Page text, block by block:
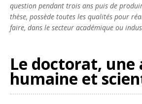
question pendant trois ans puis de
thèse, possède toutes les qualités pour
faire, dans le secteur académique ou
Le doctorat, une
humaine et